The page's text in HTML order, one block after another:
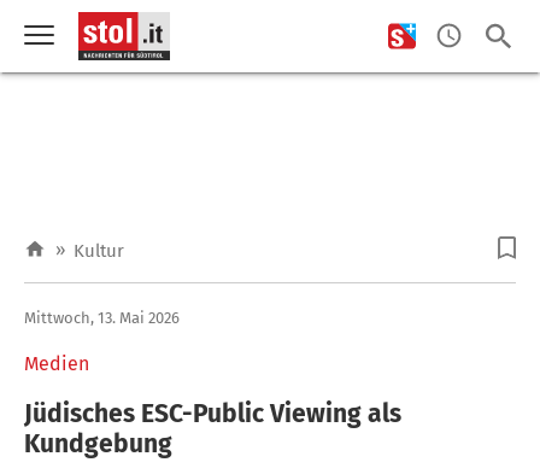
» Kultur
Medien
Mittwoch, 13. Mai 2026
Jüdisches ESC-Public Viewing als
Kundgebung